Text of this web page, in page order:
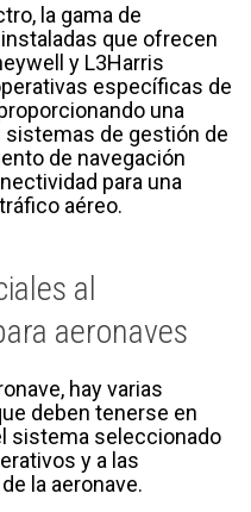
la gama de
que ofrecen
y L3Harris
específicas de
una
de gestión de
de navegación
para una
aéreo.
al
aeronaves
hay varias
deben tenerse en
sistema seleccionado
y a las
la aeronave.